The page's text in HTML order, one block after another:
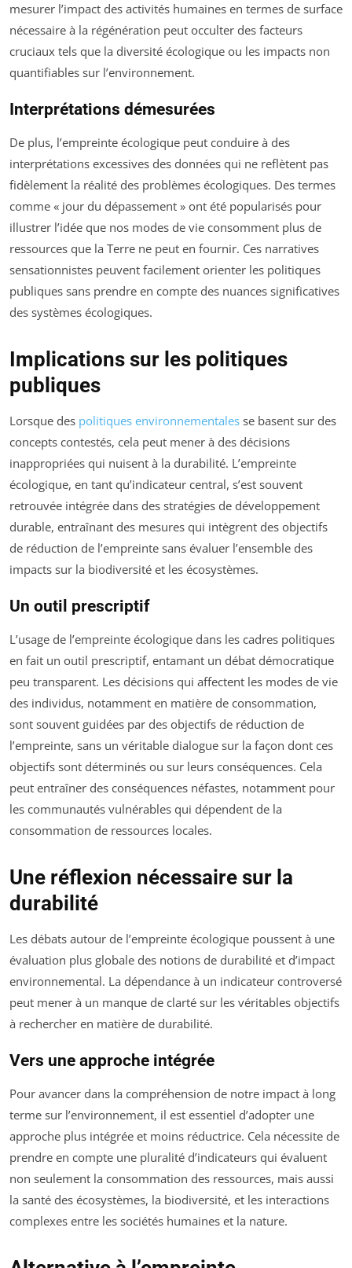
mesurer l’impact des activités humaines en termes de surface
nécessaire à la régénération peut occulter des facteurs
cruciaux tels que la diversité écologique ou les impacts non
quantifiables sur l’environnement.
Interprétations démesurées
De plus, l’empreinte écologique peut conduire à des
interprétations excessives des données qui ne reflètent pas
fidèlement la réalité des problèmes écologiques. Des termes
comme « jour du dépassement » ont été popularisés pour
illustrer l’idée que nos modes de vie consomment plus de
ressources que la Terre ne peut en fournir. Ces narratives
sensationnistes peuvent facilement orienter les politiques
publiques sans prendre en compte des nuances significatives
des systèmes écologiques.
Implications sur les politiques
publiques
Lorsque des politiques environnementales se basent sur des
concepts contestés, cela peut mener à des décisions
inappropriées qui nuisent à la durabilité. L’empreinte
écologique, en tant qu’indicateur central, s’est souvent
retrouvée intégrée dans des stratégies de développement
durable, entraînant des mesures qui intègrent des objectifs
de réduction de l’empreinte sans évaluer l’ensemble des
impacts sur la biodiversité et les écosystèmes.
Un outil prescriptif
L’usage de l’empreinte écologique dans les cadres politiques
en fait un outil prescriptif, entamant un débat démocratique
peu transparent. Les décisions qui affectent les modes de vie
des individus, notamment en matière de consommation,
sont souvent guidées par des objectifs de réduction de
l’empreinte, sans un véritable dialogue sur la façon dont ces
objectifs sont déterminés ou sur leurs conséquences. Cela
peut entraîner des conséquences néfastes, notamment pour
les communautés vulnérables qui dépendent de la
consommation de ressources locales.
Une réflexion nécessaire sur la
durabilité
Les débats autour de l’empreinte écologique poussent à une
évaluation plus globale des notions de durabilité et d’impact
environnemental. La dépendance à un indicateur controversé
peut mener à un manque de clarté sur les véritables objectifs
à rechercher en matière de durabilité.
Vers une approche intégrée
Pour avancer dans la compréhension de notre impact à long
terme sur l’environnement, il est essentiel d’adopter une
approche plus intégrée et moins réductrice. Cela nécessite de
prendre en compte une pluralité d’indicateurs qui évaluent
non seulement la consommation des ressources, mais aussi
la santé des écosystèmes, la biodiversité, et les interactions
complexes entre les sociétés humaines et la nature.